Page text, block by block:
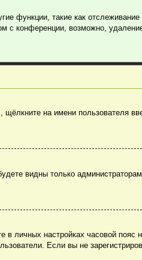
функции, такие как отслеживание
с конференции, возможно,
на имени пользователя
видны только
личных настройках часовой пояс
Если вы не